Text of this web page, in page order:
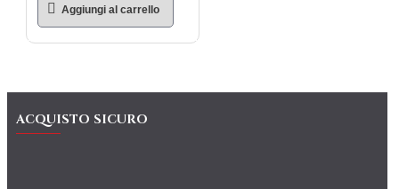
Aggiungi al carrello
ACQUISTO SICURO